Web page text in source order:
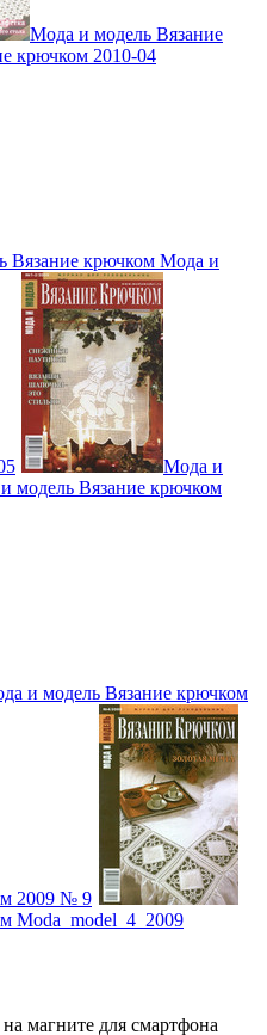
Мода и модель Вязание
крючком 2010-04
Вязание крючком Мода и
Мода и
модель Вязание крючком
и модель Вязание крючком
2009 № 9
Moda_model_4_2009
магните для смартфона